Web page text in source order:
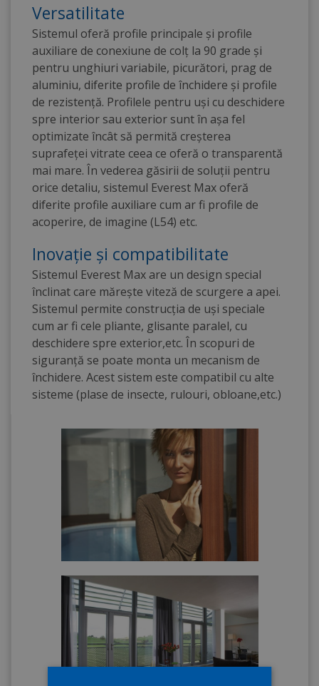
Versatilitate
Sistemul oferă profile principale și profile
auxiliare de conexiune de colț la 90 grade și
pentru unghiuri variabile, picurători, prag de
aluminiu, diferite profile de închidere și profile
de rezistență. Profilele pentru uși cu deschidere
spre interior sau exterior sunt în așa fel
optimizate încât să permită creșterea
suprafeței vitrate ceea ce oferă o transparentă
mai mare. În vederea găsirii de soluții pentru
orice detaliu, sistemul Everest Max oferă
diferite profile auxiliare cum ar fi profile de
acoperire, de imagine (L54) etc.
Inovație și compatibilitate
Sistemul Everest Max are un design special
înclinat care mărește viteză de scurgere a apei.
Sistemul permite construcția de uși speciale
cum ar fi cele pliante, glisante paralel, cu
deschidere spre exterior,etc. În scopuri de
siguranță se poate monta un mecanism de
închidere. Acest sistem este compatibil cu alte
sisteme (plase de insecte, rulouri, obloane,etc.)